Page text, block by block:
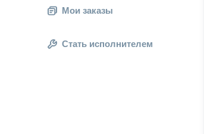
Мои заказы
Стать исполнителем